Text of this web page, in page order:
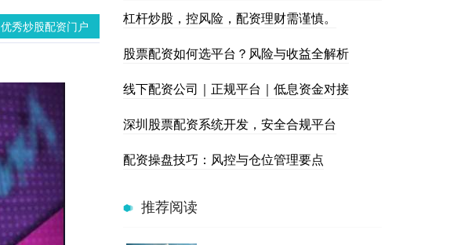
优秀炒股配资门户
杠杆炒股，控风险，配资理财需谨慎。
股票配资如何选平台？风险与收益全解析
线下配资公司｜正规平台｜低息资金对接
深圳股票配资系统开发，安全合规平台
配资操盘技巧：风控与仓位管理要点
推荐阅读